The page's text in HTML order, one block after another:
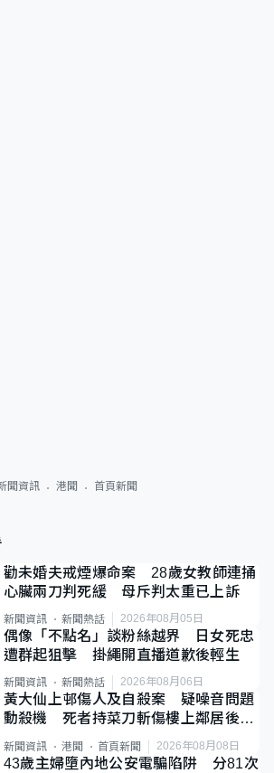
聞資訊 港聞 首頁新聞
勸未婚夫戒煙爆命案 28歲女教師連捅
心臟兩刀判死緩 母斥判太重已上訴
新聞資訊 新聞熱話 2026年08月05日
偶像「不點名」談粉絲越界 日女死忠
遭群起狙擊 掛繩開直播道歉後輕生
新聞資訊 新聞熱話 2026年08月06日
黃大仙上邨傷人及自殺案 疑噪音問題
動殺機 死者持菜刀斬傷樓上鄰居後墮
新聞資訊 港聞 首頁新聞 2026年08月08日
43歲主婦墮內地公安電騙陷阱 分81次